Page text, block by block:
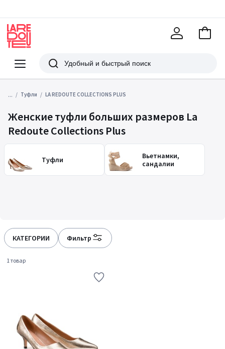
Меню
Redoute
Поиск
В
... Туфли LA REDOUTE COLLECTIONS PLUS
Женские туфли больших размеров La
Redoute Collections Plus
Туфли
Вьетнамки,
сандалии
КАТЕГОРИИ Фильтр
1 товар